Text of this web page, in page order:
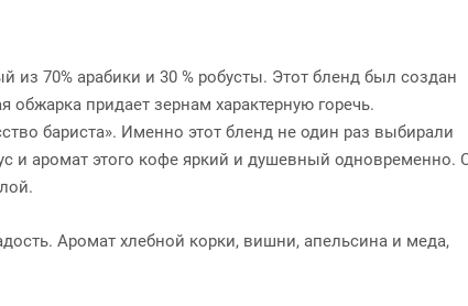
из 70% арабики и 30 % робусты. Этот бленд был создан
придает зернам характерную горечь.
бариста». Именно этот бленд не один раз выбирали
и аромат этого кофе яркий и душевный одновременно.
Аромат хлебной корки, вишни, апельсина и меда,